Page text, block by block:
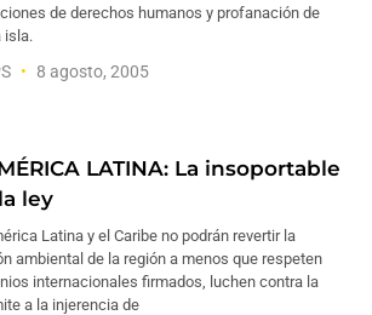
de derechos humanos y profanación de
isla.
8 agosto, 2005
LATINA: La insoportable
ley
Latina y el Caribe no podrán revertir la
ambiental de la región a menos que respeten
internacionales firmados, luchen contra la
a la injerencia de